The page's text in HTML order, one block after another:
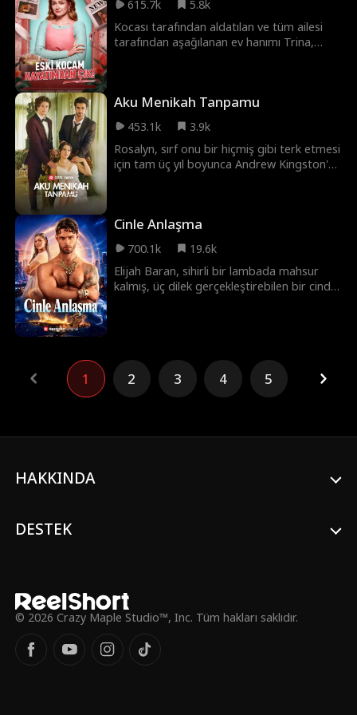
615.7k
5.8k
Kocası tarafından aldatılan ve tüm ailesi
tarafından aşağılanan ev hanımı Trina,
sayımı başlar.
Aku Menikah Tanpamu
453.1k
3.9k
Rosalyn, sırf onu bir hiçmiş gibi terk etmesi
için tam üç yıl boyunca Andrew Kingston'a
Cinle Anlaşma
700.1k
19.6k
Elijah Baran, sihirli bir lambada mahsur
kalmış, üç dilek gerçekleştirebilen bir cindir.
yerine getirmek için insan formuna
bürünen Elijah, Christine ile evlenir ve onun
başarılı bir CEO olması için gizlice arkasında
yılın sonu yaklaşırken Elijah, Christine'in onu
hayatlarına geri döndüğünde, Elijah'ın kalbi
1 2 3 4 5
HAKKINDA
DESTEK
© 2026 Crazy Maple Studio™, Inc. Tüm hakları saklıdır.